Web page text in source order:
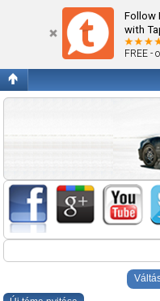
Follow
with
FREE -
Az E39 Klubbal